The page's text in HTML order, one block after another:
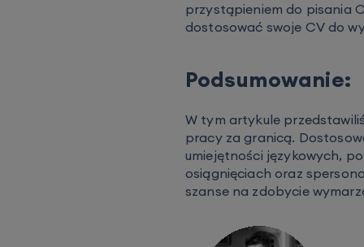
przystąpieniem do pisania
dostosować swoje CV do
Podsumowanie:
W tym artykule
pracy za granicą.
umiejętności językowych,
osiągnięciach oraz
szanse na zdobycie